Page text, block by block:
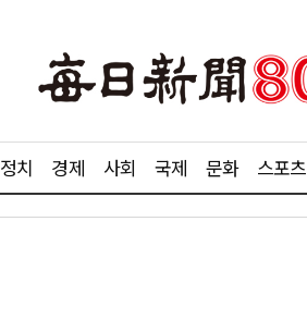
정치 경제 사회 국제 문화 스포츠